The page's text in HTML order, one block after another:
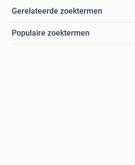
Gerelateerde zoektermen
Populaire zoektermen